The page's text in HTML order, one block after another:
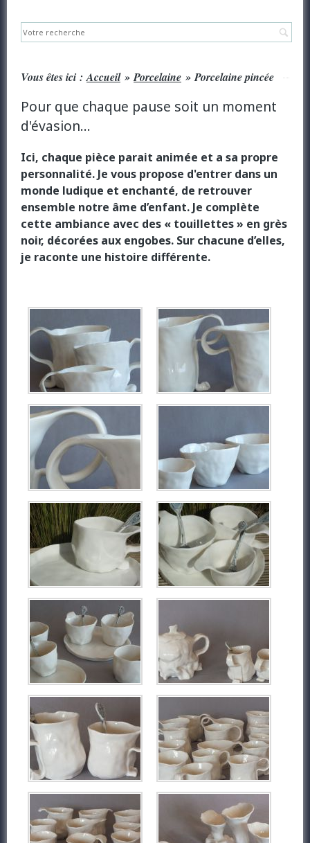
Vous êtes ici :Accueil »Porcelaine »Porcelaine pincée
Pour que chaque pause soit un moment
d'évasion...
Ici, chaque pièce parait animée et a sa propre
personnalité. Je vous propose d'entrer dans un
monde ludique et enchanté, de retrouver
ensemble notre âme d’enfant. Je complète
cette ambiance avec des « touillettes » en grès
noir, décorées aux engobes. Sur chacune d’elles,
je raconte une histoire différente.